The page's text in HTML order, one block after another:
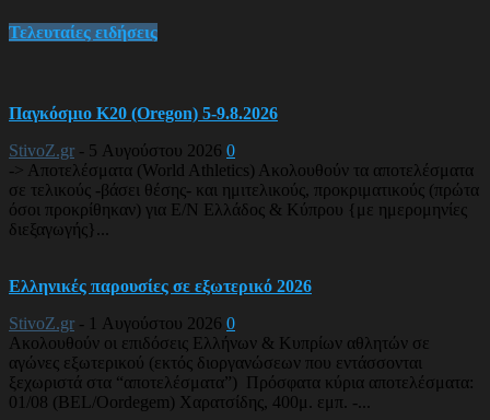
Τελευταίες ειδήσεις
Παγκόσμιο Κ20 (Oregon) 5-9.8.2026
StivoZ.gr - 5 Αυγούστου 2026 0
-> Αποτελέσματα (World Athletics) Ακολουθούν τα αποτελέσματα
σε τελικούς -βάσει θέσης- και ημιτελικούς, προκριματικούς (πρώτα
όσοι προκρίθηκαν) για Ε/Ν Ελλάδος & Κύπρου {με ημερομηνίες
διεξαγωγής}...
Ελληνικές παρουσίες σε εξωτερικό 2026
StivoZ.gr - 1 Αυγούστου 2026 0
Ακολουθούν οι επιδόσεις Ελλήνων & Κυπρίων αθλητών σε
αγώνες εξωτερικού (εκτός διοργανώσεων που εντάσσονται
ξεχωριστά στα “αποτελέσματα”) Πρόσφατα κύρια αποτελέσματα:
01/08 (BEL/Oordegem) Χαρατσίδης, 400μ. εμπ. -...